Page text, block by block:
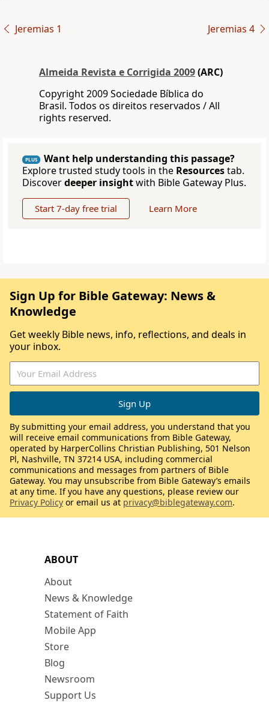
Jeremias 1 Jeremias 4
Almeida Revista e Corrigida 2009(ARC)
Copyright 2009 Sociedade Bíblica do
Brasil. Todos os direitos reservados / All
rights reserved.
PLUS
Want help understanding this passage?
Explore trusted study tools in the Resourcestab.
Discoverdeeper insightwith Bible Gateway Plus.
Start 7-day free trial Learn More
ABOUT
About
News & Knowledge
Statement of Faith
Mobile App
Store
Blog
Newsroom
Support Us
Sign Up for Bible Gateway: News &
Knowledge
Get weekly Bible news, info, reflections, and deals in
your inbox.
By submitting your email address, you understand that you
will receive email communications from Bible Gateway,
operated by HarperCollins Christian Publishing, 501 Nelson
Pl, Nashville, TN 37214 USA, including commercial
communications and messages from partners of Bible
Gateway. You may unsubscribe from Bible Gateway’s emails
at any time. If you have any questions, please review our
Privacy Policy or email us at privacy@biblegateway.com.